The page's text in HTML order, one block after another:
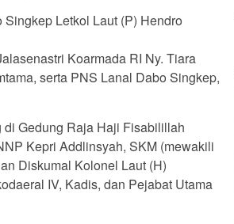
Letkol Laut (P) Hendro
Koarmada RI Ny. Tiara
serta PNS Lanal Dabo Singkep,
Gedung Raja Haji Fisabilillah
Kepri Addlinsyah, SKM (mewakili
Diskumal Kolonel Laut (H)
IV, Kadis, dan Pejabat Utama